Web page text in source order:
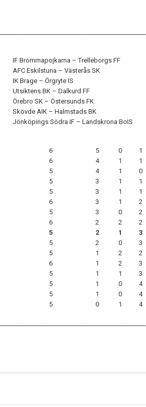
IF Brommapojkarna – Trelleborgs FF
AFC Eskilstuna – Västerås SK
IK Brage – Örgryte IS
Utsiktens BK – Dalkurd FF
Örebro SK – Östersunds FK
Skövde AIK – Halmstads BK
Jönköpings Södra IF – Landskrona BoIS
6 5 0 1
6 4 1 1
5 4 1 0
5 3 1 1
5 3 1 1
6 3 1 2
5 3 0 2
6 2 2 2
5 2 1 3
5 2 0 3
5 1 2 2
6 1 2 3
5 1 1 3
5 1 0 4
5 1 0 4
5 0 1 4